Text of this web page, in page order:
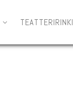
TEATTERIRINKI